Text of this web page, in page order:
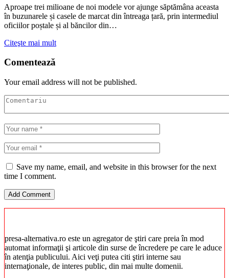
Aproape trei milioane de noi modele vor ajunge săptămâna aceasta
în buzunarele și casele de marcat din întreaga țară, prin intermediul
oficiilor poștale și al băncilor din…
Citeşte mai mult
Comentează
Your email address will not be published.
Save my name, email, and website in this browser for the next
time I comment.
presa-alternativa.ro este un agregator de ştiri care preia în mod
automat informaţii şi articole din surse de încredere pe care le aduce
în atenţia publicului. Aici veţi putea citi ştiri interne sau
internaţionale, de interes public, din mai multe domenii.